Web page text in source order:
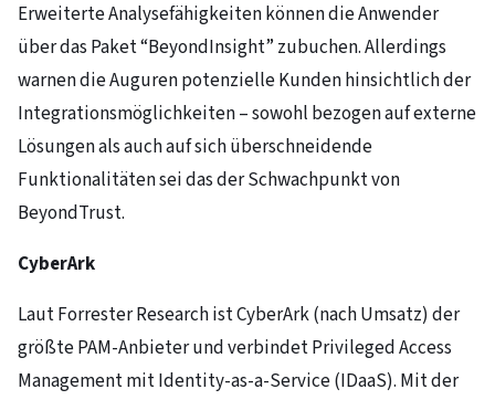
Erweiterte Analysefähigkeiten können die Anwender
über das Paket “BeyondInsight” zubuchen. Allerdings
warnen die Auguren potenzielle Kunden hinsichtlich der
Integrationsmöglichkeiten – sowohl bezogen auf externe
Lösungen als auch auf sich überschneidende
Funktionalitäten sei das der Schwachpunkt von
BeyondTrust.
CyberArk
Laut Forrester Research ist CyberArk (nach Umsatz) der
größte PAM-Anbieter und verbindet Privileged Access
Management mit Identity-as-a-Service (IDaaS). Mit der